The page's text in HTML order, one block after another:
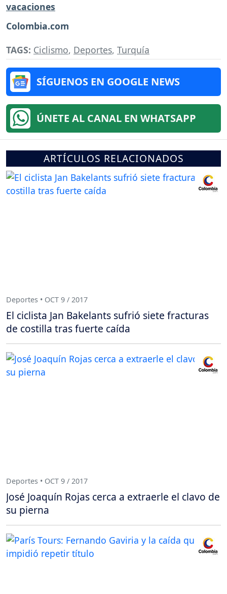
vacaciones
Colombia.com
TAGS: Ciclismo, Deportes, Turquía
SÍGUENOS EN GOOGLE NEWS
ÚNETE AL CANAL EN WHATSAPP
ARTÍCULOS RELACIONADOS
Deportes • OCT 9 / 2017
El ciclista Jan Bakelants sufrió siete fracturas
de costilla tras fuerte caída
Deportes • OCT 9 / 2017
José Joaquín Rojas cerca a extraerle el clavo de
su pierna